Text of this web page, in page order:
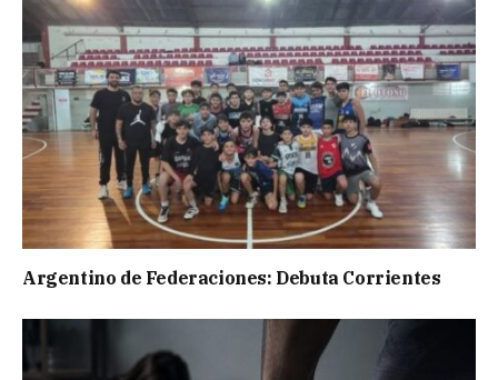
Argentino de Federaciones: Debuta Corrientes